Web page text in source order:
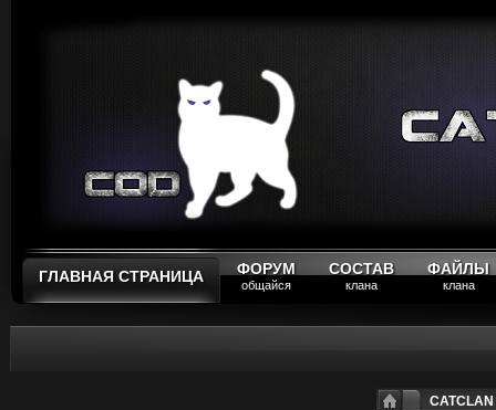
ГЛАВНАЯ СТРАНИЦА ФОРУМ
общайся
СОСТАВ
клана
ФАЙЛЫ
клана